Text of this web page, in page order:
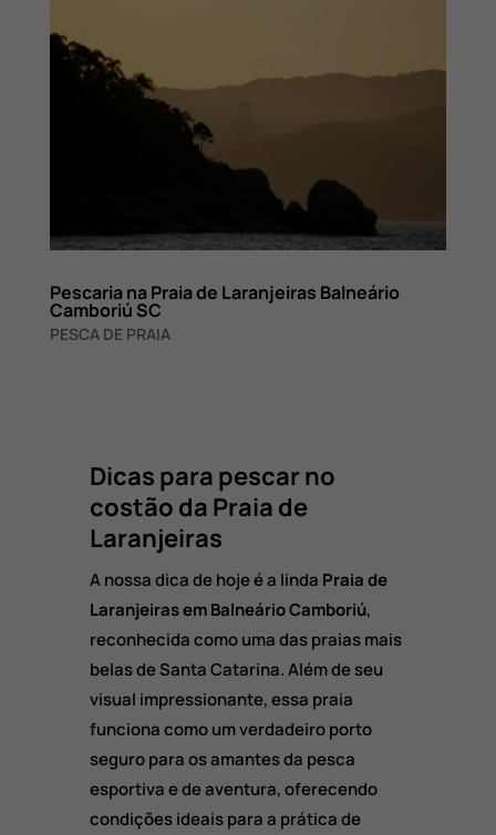
Pescaria na Praia de Laranjeiras Balneário
Camboriú SC
PESCA DE PRAIA
Dicas para pescar no
costão da Praia de
Laranjeiras
A nossa dica de hoje é a linda Praia de
Laranjeiras em Balneário Camboriú,
reconhecida como uma das praias mais
belas de Santa Catarina.Além de seu
visual impressionante,essa praia
funciona como um verdadeiro porto
seguro para os amantes da pesca
esportiva e de aventura,oferecendo
condições ideais para a prática de